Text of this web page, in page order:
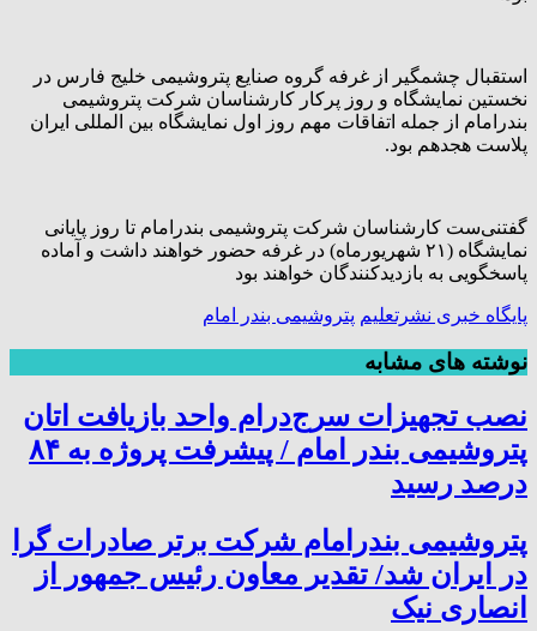
استقبال چشمگیر از غرفه گروه صنایع پتروشیمی خلیج فارس در
نخستین نمایشگاه و روز پرکار کارشناسان شرکت پتروشیمی
بندرامام از جمله اتفاقات مهم روز اول نمایشگاه بین المللی ایران
پلاست هجدهم بود.
گفتنی‌ست کارشناسان شرکت پتروشیمی بندرامام تا روز پایانی
نمایشگاه (۲۱ شهریورماه) در غرفه حضور خواهند داشت و آماده
پاسخگویی به بازدیدکنندگان خواهند بود
پایگاه خبری نشرتعلیم پتروشیمی بندر امام
نوشته های مشابه
نصب تجهیزات سرج‌درام واحد بازیافت اتان
پتروشیمی بندر امام / پیشرفت پروژه به ۸۴
درصد رسید
پتروشیمی بندرامام شرکت برتر صادرات گرا
در ایران شد/ تقدیر معاون رئیس جمهور از
انصاری نیک